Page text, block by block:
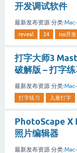
开发调试软件
最新发布资源 分类:
reveal 24 ios开发
打字大师3
破解版 – 打字
最新发布资源 分类:
打字练习 儿童打字
PhotoScape X
照片编辑器
最新发布资源 分类: